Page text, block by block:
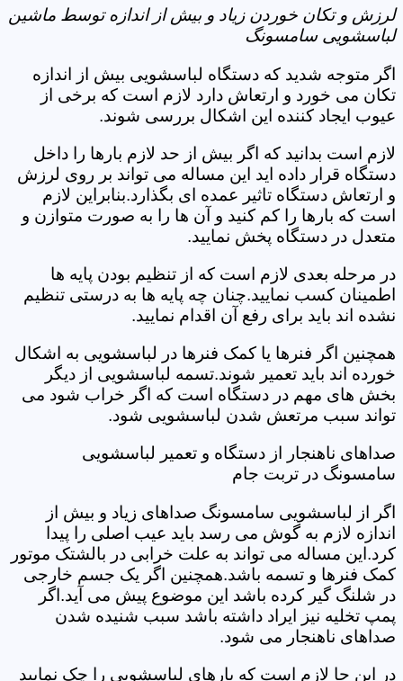
لرزش و تکان خوردن زیاد و بیش از اندازه توسط ماشین
لباسشویی سامسونگ
اگر متوجه شدید که دستگاه لباسشویی بیش از اندازه
تکان می خورد و ارتعاش دارد لازم است که برخی از
عیوب ایجاد کننده این اشکال بررسی شوند.
لازم است بدانید که اگر بیش از حد لازم بارها را داخل
دستگاه قرار داده اید این مساله می تواند بر روی لرزش
و ارتعاش دستگاه تاثیر عمده ای بگذارد.بنابراین لازم
است که بارها را کم کنید و آن ها را به صورت متوازن و
متعدل در دستگاه پخش نمایید.
در مرحله بعدی لازم است که از تنظیم بودن پایه ها
اطمینان کسب نمایید.چنان چه پایه ها به درستی تنظیم
نشده اند باید برای رفع آن اقدام نمایید.
همچنین اگر فنرها یا کمک فنرها در لباسشویی به اشکال
خورده اند باید تعمیر شوند.تسمه لباسشویی از دیگر
بخش های مهم در دستگاه است که اگر خراب شود می
تواند سبب مرتعش شدن لباسشویی شود.
صداهای ناهنجار از دستگاه و تعمیر لباسشویی
سامسونگ در تربت جام
اگر از لباسشویی سامسونگ صداهای زیاد و بیش از
اندازه لازم به گوش می رسد باید عیب اصلی را پیدا
کرد.این مساله می تواند به علت خرابی در بالشتک موتور
کمک فنرها و تسمه باشد.همچنین اگر یک جسم خارجی
در شلنگ گیر کرده باشد این موضوع پیش می آید.اگر
پمپ تخلیه نیز ایراد داشته باشد سبب شنیده شدن
صداهای ناهنجار می شود.
در این جا لازم است که بارهای لباسشویی را چک نمایید